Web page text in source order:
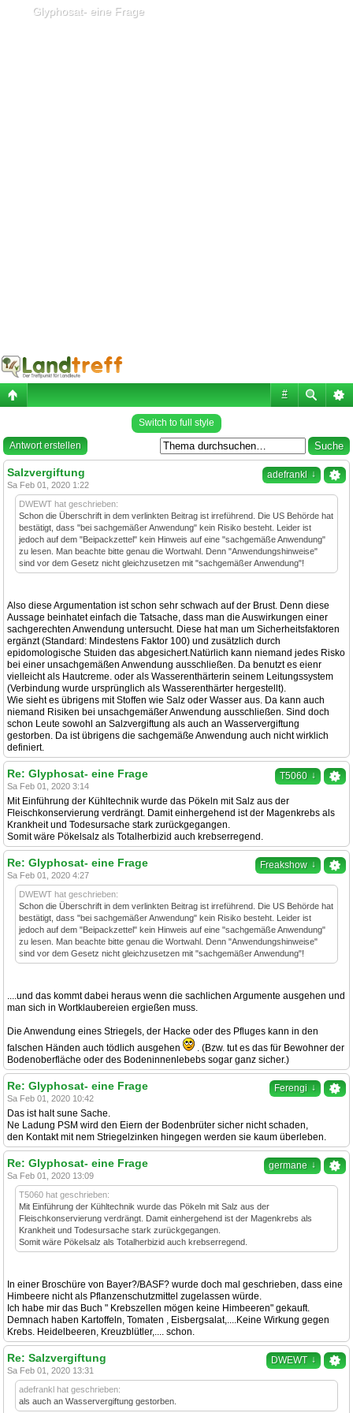
#
Glyphosat- eine Frage
Switch to full style
Antwort erstellen
adefrankl ↓
Salzvergiftung
Sa Feb 01, 2020 1:22
DWEWT hat geschrieben:
Schon die Überschrift in dem verlinkten Beitrag ist irreführend. Die US Behörde hat
bestätigt, dass "bei sachgemäßer Anwendung" kein Risiko besteht. Leider ist
jedoch auf dem "Beipackzettel" kein Hinweis auf eine "sachgemäße Anwendung"
zu lesen. Man beachte bitte genau die Wortwahl. Denn "Anwendungshinweise"
sind vor dem Gesetz nicht gleichzusetzen mit "sachgemäßer Anwendung"!
Also diese Argumentation ist schon sehr schwach auf der Brust. Denn diese
Aussage beinhatet einfach die Tatsache, dass man die Auswirkungen einer
sachgerechten Anwendung untersucht. Diese hat man um Sicherheitsfaktoren
ergänzt (Standard: Mindestens Faktor 100) und zusätzlich durch
epidomologische Stuiden das abgesichert.Natürlich kann niemand jedes Risko
bei einer unsachgemäßen Anwendung ausschließen. Da benutzt es eienr
vielleicht als Hautcreme. oder als Wasserenthärterin seinem Leitungssystem
(Verbindung wurde ursprünglich als Wasserenthärter hergestellt).
Wie sieht es übrigens mit Stoffen wie Salz oder Wasser aus. Da kann auch
niemand Risiken bei unsachgemäßer Anwendung ausschließen. Sind doch
schon Leute sowohl an Salzvergiftung als auch an Wasservergiftung
gestorben. Da ist übrigens die sachgemäße Anwendung auch nicht wirklich
definiert.
T5060 ↓
Re: Glyphosat- eine Frage
Sa Feb 01, 2020 3:14
Mit Einführung der Kühltechnik wurde das Pökeln mit Salz aus der
Fleischkonservierung verdrängt. Damit einhergehend ist der Magenkrebs als
Krankheit und Todesursache stark zurückgegangen.
Somit wäre Pökelsalz als Totalherbizid auch krebserregend.
Freakshow ↓
Re: Glyphosat- eine Frage
Sa Feb 01, 2020 4:27
DWEWT hat geschrieben:
Schon die Überschrift in dem verlinkten Beitrag ist irreführend. Die US Behörde hat
bestätigt, dass "bei sachgemäßer Anwendung" kein Risiko besteht. Leider ist
jedoch auf dem "Beipackzettel" kein Hinweis auf eine "sachgemäße Anwendung"
zu lesen. Man beachte bitte genau die Wortwahl. Denn "Anwendungshinweise"
sind vor dem Gesetz nicht gleichzusetzen mit "sachgemäßer Anwendung"!
....und das kommt dabei heraus wenn die sachlichen Argumente ausgehen und
man sich in Wortklaubereien ergießen muss.
Die Anwendung eines Striegels, der Hacke oder des Pfluges kann in den
falschen Händen auch tödlich ausgehen
. (Bzw. tut es das für Bewohner der
Bodenoberfläche oder des Bodeninnenlebebs sogar ganz sicher.)
Ferengi ↓
Re: Glyphosat- eine Frage
Sa Feb 01, 2020 10:42
Das ist halt sune Sache.
Ne Ladung PSM wird den Eiern der Bodenbrüter sicher nicht schaden,
den Kontakt mit nem Striegelzinken hingegen werden sie kaum überleben.
germane ↓
Re: Glyphosat- eine Frage
Sa Feb 01, 2020 13:09
T5060 hat geschrieben:
Mit Einführung der Kühltechnik wurde das Pökeln mit Salz aus der
Fleischkonservierung verdrängt. Damit einhergehend ist der Magenkrebs als
Krankheit und Todesursache stark zurückgegangen.
Somit wäre Pökelsalz als Totalherbizid auch krebserregend.
In einer Broschüre von Bayer?/BASF? wurde doch mal geschrieben, dass eine
Himbeere nicht als Pflanzenschutzmittel zugelassen würde.
Ich habe mir das Buch " Krebszellen mögen keine Himbeeren" gekauft.
Demnach haben Kartoffeln, Tomaten , Eisbergsalat,....Keine Wirkung gegen
Krebs. Heidelbeeren, Kreuzblütler,.... schon.
DWEWT ↓
Re: Salzvergiftung
Sa Feb 01, 2020 13:31
adefrankl hat geschrieben:
als auch an Wasservergiftung gestorben.